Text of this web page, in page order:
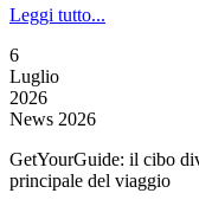
Leggi tutto...
6
Luglio
2026
News 2026
GetYourGuide: il cibo
principale del viaggio